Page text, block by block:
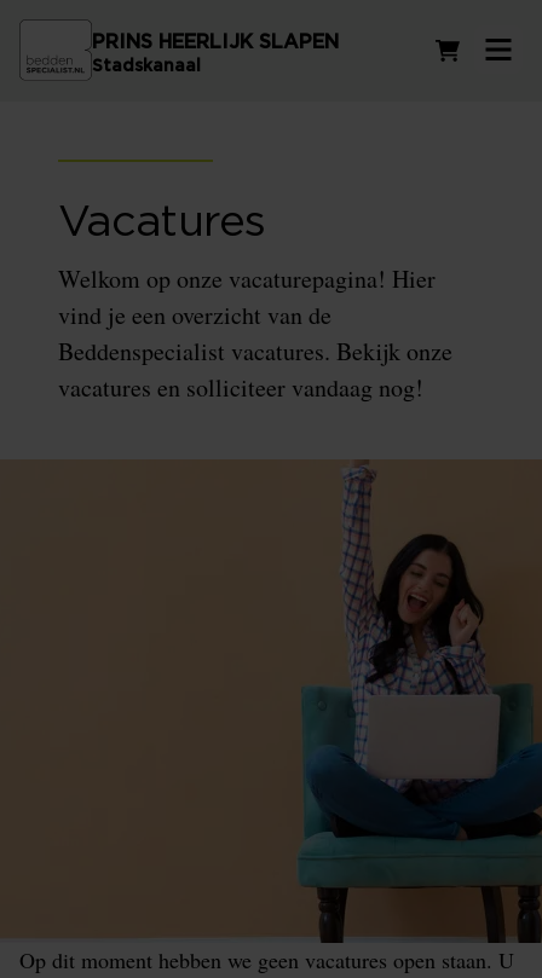
PRINS HEERLIJK SLAPEN
Stadskanaal
Vacatures
Welkom op onze vacaturepagina! Hier
vind je een overzicht van de
Beddenspecialist vacatures. Bekijk onze
vacatures en solliciteer vandaag nog!
Op dit moment hebben we geen vacatures open staan. U